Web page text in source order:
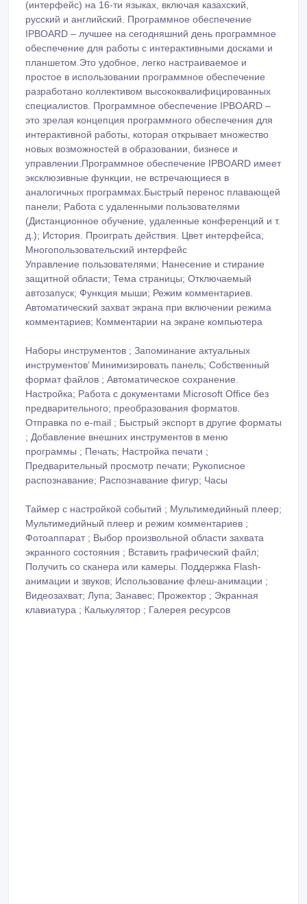
(интерфейс) на 16-ти языках, включая казахский,
русский и английский. Программное обеспечение
IPBOARD – лучшее на сегодняшний день программное
обеспечение для работы с интерактивными досками и
планшетом.Это удобное, легко настраиваемое и
простое в использовании программное обеспечение
разработано коллективом высококвалифицированных
специалистов. Программное обеспечение IPBOARD –
это зрелая концепция программного обеспечения для
интерактивной работы, которая открывает множество
новых возможностей в образовании, бизнесе и
управлении.Программное обеспечение IPBOARD имеет
эксклюзивные функции, не встречающиеся в
аналогичных программах.Быстрый перенос плавающей
панели; Работа с удаленными пользователями
(Дистанционное обучение, удаленные конференций и т.
д.); История. Проиграть действия. Цвет интерфейса;
Многопользовательский интерфейс
Управление пользователями; Нанесение и стирание
защитной области; Тема страницы; Отключаемый
автозапуск; Функция мыши; Режим комментариев.
Автоматический захват экрана при включении режима
комментариев; Комментарии на экране компьютера
Наборы инструментов ; Запоминание актуальных
инструментов’ Минимизировать панель; Собственный
формат файлов ; Автоматическое сохранение.
Настройка; Работа с документами Microsoft Office без
предварительного; преобразования форматов.
Отправка по е-mail ; Быстрый экспорт в другие форматы
; Добавление внешних инструментов в меню
программы ; Печать; Настройка печати ;
Предварительный просмотр печати; Рукописное
распознавание; Распознавание фигур; Часы
Таймер с настройкой событий ; Мультимедийный плеер;
Мультимедийный плеер и режим комментариев ;
Фотоаппарат ; Выбор произвольной области захвата
экранного состояния ; Вставить графический файл;
Получить со сканера или камеры. Поддержка Flash-
анимации и звуков; Использование флеш-анимации ;
Видеозахват; Лупа; Занавес; Прожектор ; Экранная
клавиатура ; Калькулятор ; Галерея ресурсов